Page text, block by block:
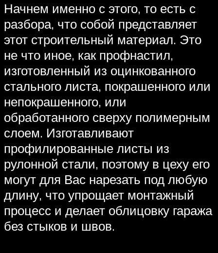
Начнем именно с этого, то есть с
разбора, что собой представляет
этот строительный материал. Это
не что иное, как профнастил,
изготовленный из оцинкованного
стального листа, покрашенного или
непокрашенного, или
обработанного сверху полимерным
слоем. Изготавливают
профилированные листы из
рулонной стали, поэтому в цеху его
могут для Вас нарезать под любую
длину, что упрощает монтажный
процесс и делает облицовку гаража
без стыков и швов.